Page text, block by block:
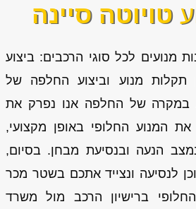
טויוטה סיינה
מנועים לכל סוגי הרכבים: ביצוע
תקלות מנוע וביצוע החלפה של
במקרה של החלפה אנו נפרק את
את המנוע החלופי באופן מקצועי,
הנעה ובנסיעת מבחן. בסיום,
לנסיעה ונצייד אתכם בשטר מכר
ברישיון הרכב מול משרד